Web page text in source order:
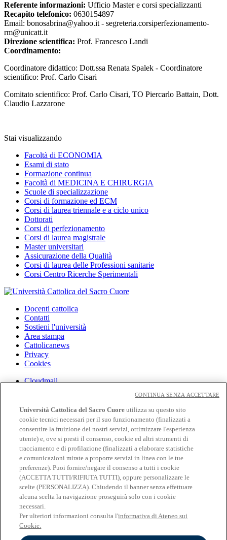
Referente informazioni: Ufficio Master e corsi specializzanti
Recapito telefonico: 0630154897
Email: bonosabrina@yahoo.it - segreteria.corsiperfezionamento-
rm@unicatt.it
Direzione scientifica: Prof. Francesco Landi
Coordinamento:
Coordinatore didattico: Dott.ssa Renata Spalek - Coordinatore
scientifico: Prof. Carlo Cisari
Comitato scientifico: Prof. Carlo Cisari, TO Piercarlo Battain, Dott.
Claudio Lazzarone
Stai visualizzando
Facoltà di ECONOMIA
Esami di stato
Formazione continua
Facoltà di MEDICINA E CHIRURGIA
Scuole di specializzazione
Corsi di formazione ed ECM
Corsi di laurea triennale e a ciclo unico
Dottorati
Corsi di perfezionamento
Corsi di laurea magistrale
Master universitari
Assicurazione della Qualità
Corsi di laurea delle Professioni sanitarie
Corsi Centro Ricerche Sperimentali
Docenti cattolica
Contatti
Sostieni l'università
Area stampa
Cattolicanews
Privacy
Cookies
Cloudmail
Off-campus
Intranet
Biblioteca
Librerie
Educatt
Cv Online
Albo Fornitori
Bandi e gare
Verifica Certificati E Autocertificazioni
Seguici su:
Seguici su Facebook
Seguici su Twitter
Università Cattolica del Sacro Cuore utilizza su questo sito
cookie tecnici necessari per il suo funzionamento (finalizzati a
consentire la fruizione dei nostri servizi, ottimizzare l'esperienza
utente) e, ove si presti il consenso, cookie ed altri strumenti di
tracciamento e di profilazione (finalizzati a elaborare statistiche
e comunicazioni mirate a proporre servizi in linea con le tue
preferenze). Puoi fornire/negare il consenso a tutti i cookie
(ACCETTA TUTTI/RIFIUTA TUTTI), oppure personalizzare le
scelte (PERSONALIZZA). Chiudendo il banner senza effettuare
alcuna scelta la navigazione proseguirà solo con i cookie
necessari.
Per ulteriori informazioni consulta l'informativa di Ateneo sui
Cookie.
CONTINUA SENZA ACCETTARE